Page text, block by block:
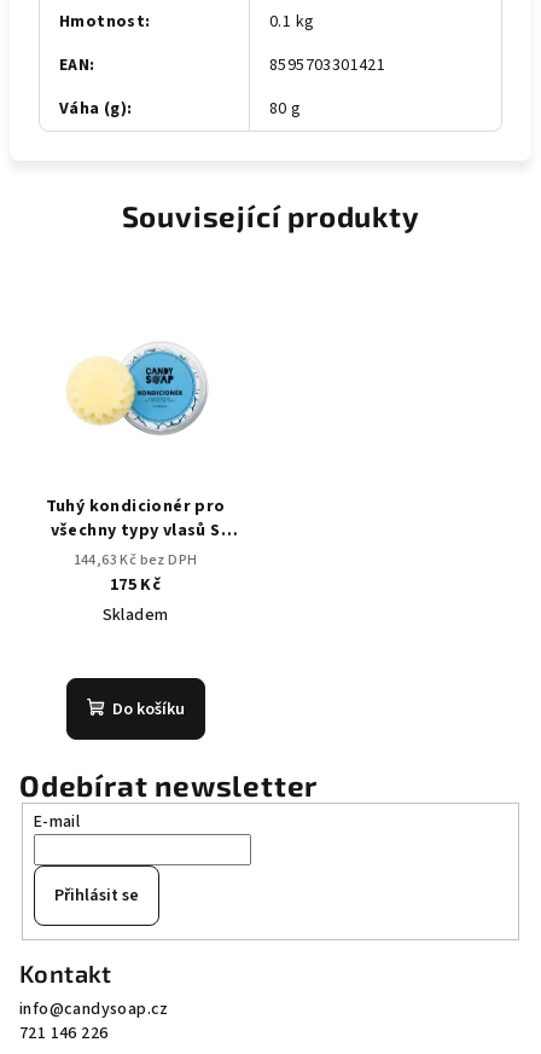
Hmotnost:
0.1 kg
EAN:
8595703301421
Váha (g): 80 g
Související produkty
Tuhý kondicionér pro
všechny typy vlasů S
AMBROU
144,63 Kč bez DPH
175 Kč
Skladem
hodnocení
produktu
z
5
Do košíku
Odebírat newsletter
E-mail
Přihlásit se
Kontakt
info@candysoap.cz
721 146 226